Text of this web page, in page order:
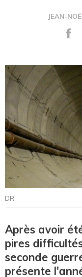
JEAN-
DR
Après avoir
pires
seconde
présente